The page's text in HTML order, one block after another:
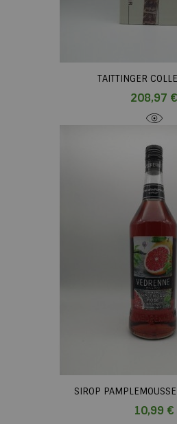
TAITTINGER
208,97 €
SIROP
10,99 €